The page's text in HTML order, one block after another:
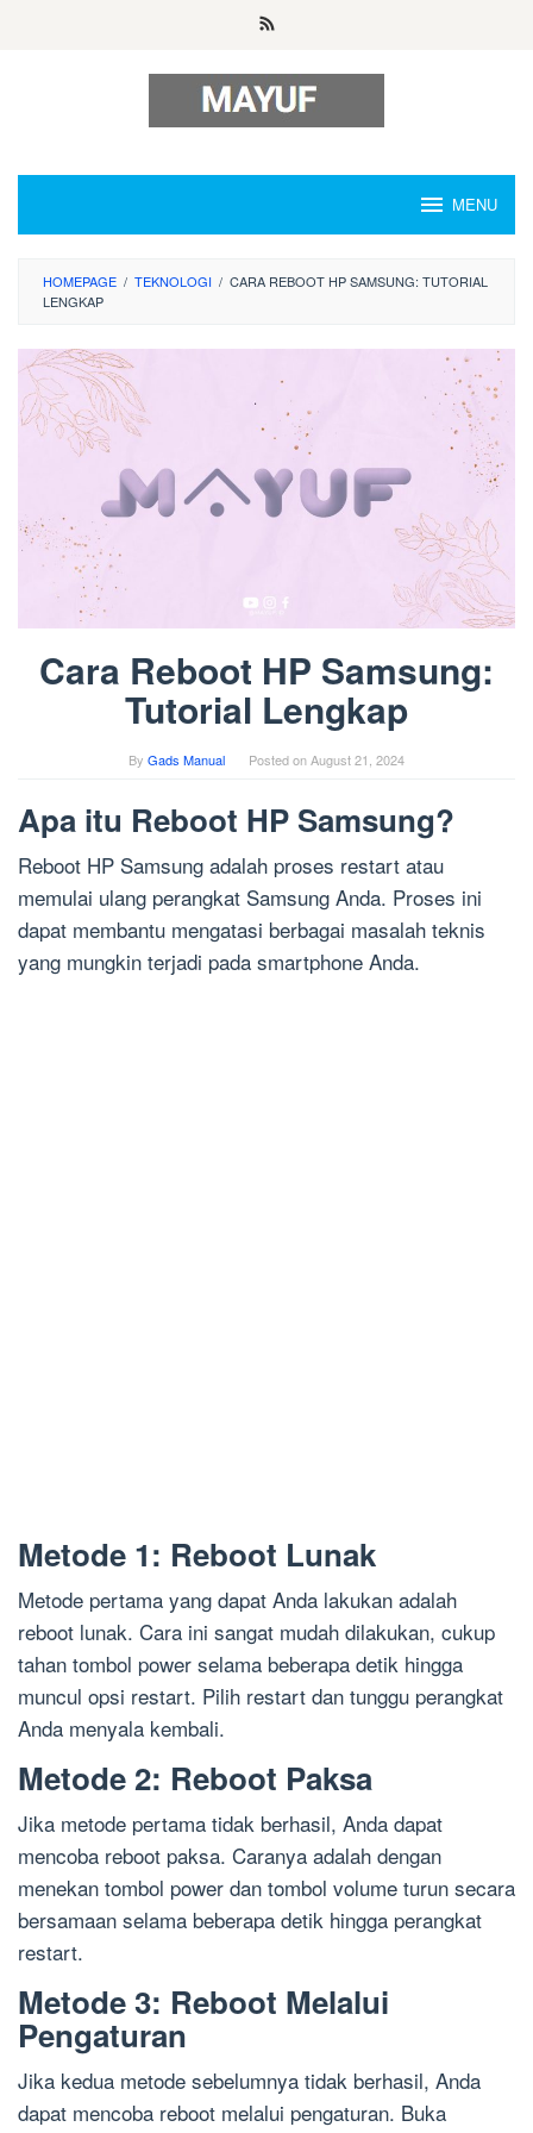
MENU
HOMEPAGE / TEKNOLOGI / CARA REBOOT HP SAMSUNG: TUTORIAL
LENGKAP
Cara Reboot HP Samsung:
Tutorial Lengkap
By Gads Manual Posted onAugust 21, 2024
Apa itu Reboot HP Samsung?
Reboot HP Samsung adalah proses restart atau
memulai ulang perangkat Samsung Anda. Proses ini
dapat membantu mengatasi berbagai masalah teknis
yang mungkin terjadi pada smartphone Anda.
Metode 1: Reboot Lunak
Metode pertama yang dapat Anda lakukan adalah
reboot lunak. Cara ini sangat mudah dilakukan, cukup
tahan tombol power selama beberapa detik hingga
muncul opsi restart. Pilih restart dan tunggu perangkat
Anda menyala kembali.
Metode 2: Reboot Paksa
Jika metode pertama tidak berhasil, Anda dapat
mencoba reboot paksa. Caranya adalah dengan
menekan tombol power dan tombol volume turun secara
bersamaan selama beberapa detik hingga perangkat
restart.
Metode 3: Reboot Melalui
Pengaturan
Jika kedua metode sebelumnya tidak berhasil, Anda
dapat mencoba reboot melalui pengaturan. Buka